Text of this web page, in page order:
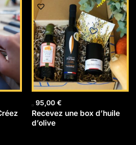
95,00 €
Recevez une box d’huile
d’olive